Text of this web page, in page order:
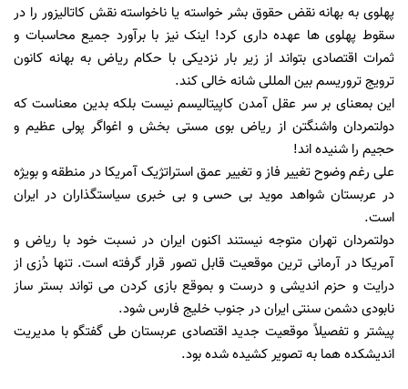
پهلوی به بهانه نقض حقوق بشر خواسته یا ناخواسته نقش کاتالیزور را در
سقوط پهلوی ها عهده داری کرد! اینک نیز با برآورد جمیع محاسبات و
ثمرات اقتصادی بتواند از زیر بار نزدیکی با حکام ریاض به بهانه کانون
ترویج تروریسم بین المللی شانه خالی کند.
این بمعنای بر سر عقل آمدن کاپیتالیسم نیست بلکه بدین معناست که
دولتمردان واشنگتن از ریاض بوی مستی بخش و اغواگر پولی عظیم و
حجیم را شنیده اند!
علی رغم وضوح تغییر فاز و تغییر عمق استراتژیک آمریکا در منطقه و بویژه
در عربستان شواهد موید بی حسی و بی خبری سیاستگذاران در ایران
است.
دولتمردان تهران متوجه نیستند اکنون ایران در نسبت خود با ریاض و
آمریکا در آرمانی ترین موقعیت قابل تصور قرار گرفته است. تنها دُزی از
درایت و حزم اندیشی و درست و بموقع بازی کردن می تواند بستر ساز
نابودی دشمن سنتی ایران در جنوب خلیج فارس شود.
پیشتر و تفصیلاً موقعیت جدید اقتصادی عربستان طی گفتگو با مدیریت
اندیشکده هما به تصویر کشیده شده بود.